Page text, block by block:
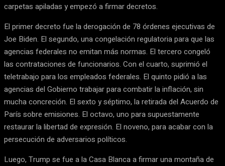
carpetas apiladas y empezó a firmar decretos.
El primer decreto fue la derogación de 78 órdenes ejecutivas de
Joe Biden. El segundo, una congelación regulatoria para que las
agencias federales no emitan más normas. El tercero congeló
las contrataciones de funcionarios. Con el cuarto, suprimió el
teletrabajo para los empleados federales. El quinto pidió a las
agencias del Gobierno trabajar para combatir la inflación, sin
mucha concreción. El sexto y séptimo, la retirada del Acuerdo de
París sobre emisiones. El octavo, uno para supuestamente
restaurar la libertad de expresión. El noveno, para acabar con la
persecución de adversarios políticos.
Luego, Trump se fue a la Casa Blanca a firmar una montaña de